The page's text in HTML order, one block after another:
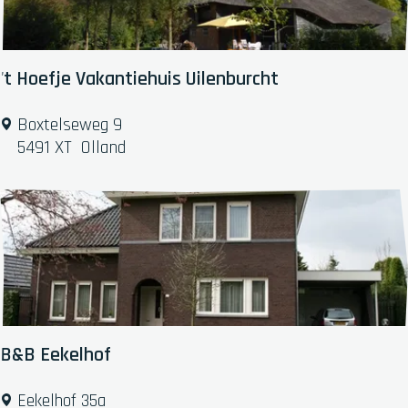
u
t
i
q
e
't Hoefje Vakantiehuis Uilenburcht
o
e
f
e
V
a
k
n
Boxtelseweg 9
5491 XT Olland
B&B Eekelhof
B Eekelhof 35a